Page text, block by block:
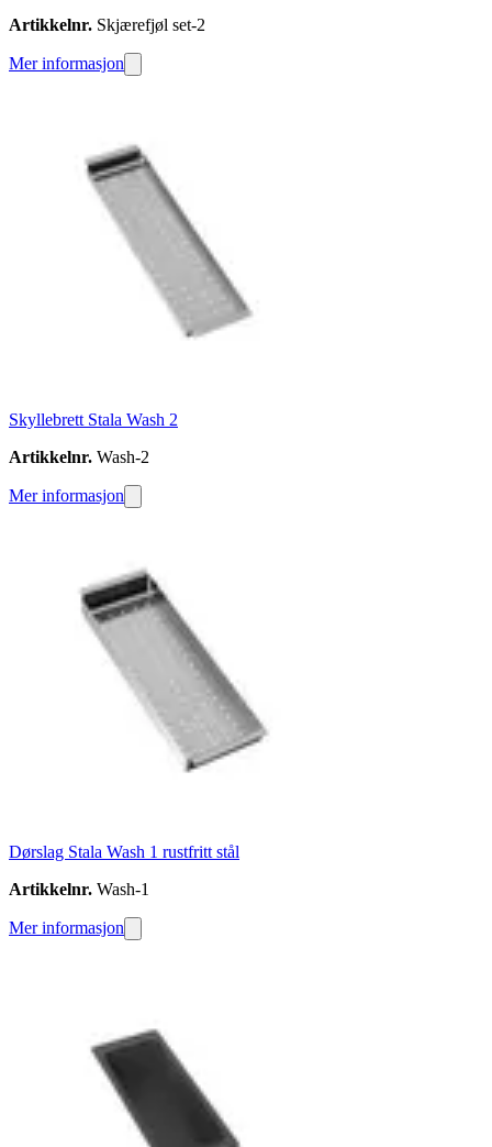
Artikkelnr. Skjærefjøl set-2
Mer informasjon
Skyllebrett Stala Wash 2
Artikkelnr. Wash-2
Mer informasjon
Dørslag Stala Wash 1 rustfritt stål
Artikkelnr. Wash-1
Mer informasjon